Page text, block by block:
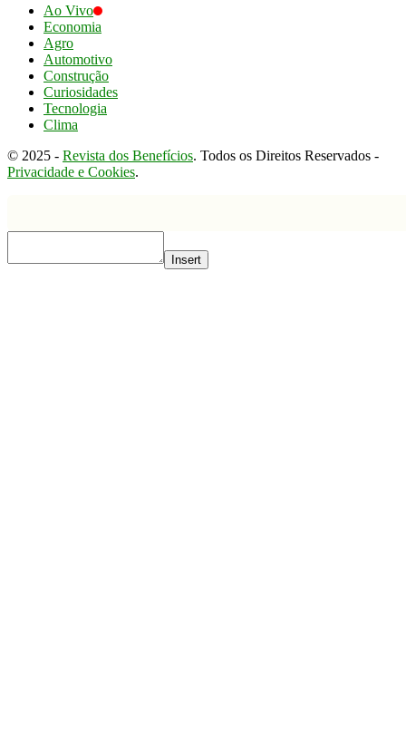
Ao Vivo
Economia
Agro
Automotivo
Construção
Curiosidades
Tecnologia
Clima
© 2025 - Revista dos Benefícios. Todos os Direitos Reservados -
Privacidade e Cookies.
Insert